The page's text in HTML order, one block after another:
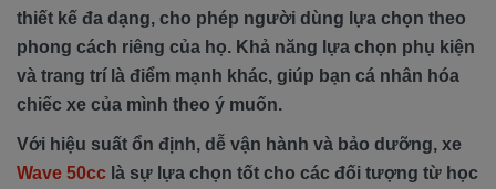
thiết kế đa dạng, cho phép người dùng lựa chọn theo
phong cách riêng của họ. Khả năng lựa chọn phụ kiện
và trang trí là điểm mạnh khác, giúp bạn cá nhân hóa
chiếc xe của mình theo ý muốn.
Với hiệu suất ổn định, dễ vận hành và bảo dưỡng, xe
Wave 50cc là sự lựa chọn tốt cho các đối tượng từ học